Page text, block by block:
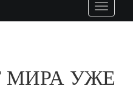
Меню
УЖЕ